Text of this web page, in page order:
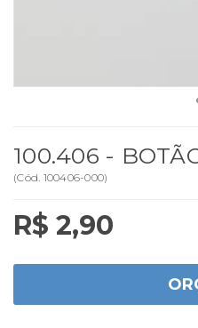
100.406 -
(Cód. 100406-000)
R$ 2,90